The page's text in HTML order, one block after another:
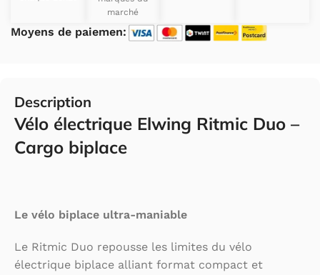
marché
Moyens de paiemen:
Description
Vélo électrique Elwing Ritmic Duo –
Cargo biplace
Le vélo biplace ultra-maniable
Le Ritmic Duo repousse les limites du vélo
électrique biplace alliant format compact et